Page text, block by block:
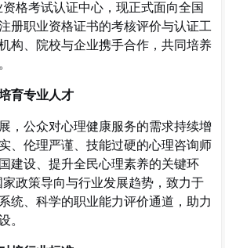
格考试认证中心，现正式面向全国
册职业资格证书的考核评价与认证工
构、院校与企业携手合作，共同培养
育专业人才
，公众对心理健康服务的需求持续增
、伦理严谨、技能过硬的心理咨询师
建设、提升全民心理素养的关键环
政策导向与行业发展趋势，致力于
统、科学的职业能力评价通道，助力
。